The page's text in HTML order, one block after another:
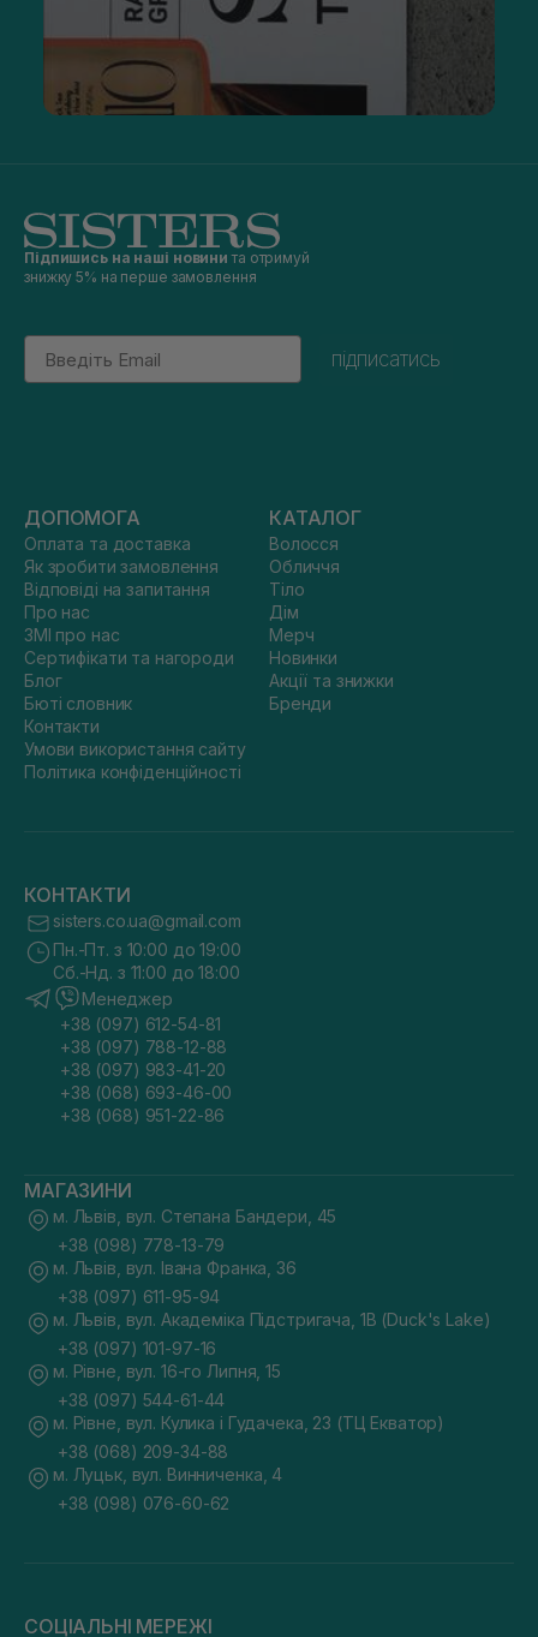
Підпишись на наші новини та отримуй
знижку 5% на перше замовлення
Email
підписатись
ДОПОМОГА
Оплата та доставка
Як зробити замовлення
Відповіді на запитання
Про нас
ЗМІ про нас
Сертифікати та нагороди
Блог
Бюті словник
Контакти
Умови використання сайту
Політика конфіденційності
КАТАЛОГ
Волосся
Обличчя
Тіло
Дім
Мерч
Новинки
Акції та знижки
Бренди
КОНТАКТИ
sisters.co.ua@gmail.com
Пн.-Пт. з 10:00 до 19:00
Сб.-Нд. з 11:00 до 18:00
Менеджер
+38 (097) 612-54-81
+38 (097) 788-12-88
+38 (097) 983-41-20
+38 (068) 693-46-00
+38 (068) 951-22-86
МАГАЗИНИ
м. Львів, вул. Степана Бандери, 45
+38 (098) 778-13-79
м. Львів, вул. Івана Франка, 36
+38 (097) 611-95-94
м. Львів, вул. Академіка Підстригача, 1В (Duck's Lake)
+38 (097) 101-97-16
м. Рівне, вул. 16-го Липня, 15
+38 (097) 544-61-44
м. Рівне, вул. Кулика і Гудачека, 23 (ТЦ Екватор)
+38 (068) 209-34-88
м. Луцьк, вул. Винниченка, 4
+38 (098) 076-60-62
СОЦІАЛЬНІ МЕРЕЖІ